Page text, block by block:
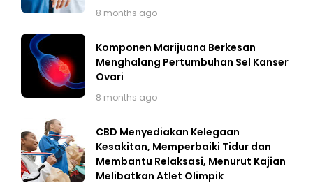
8 months ago
Komponen Marijuana Berkesan
Menghalang Pertumbuhan Sel Kanser
Ovari
8 months ago
CBD Menyediakan Kelegaan
Kesakitan, Memperbaiki Tidur dan
Membantu Relaksasi, Menurut Kajian
Melibatkan Atlet Olimpik